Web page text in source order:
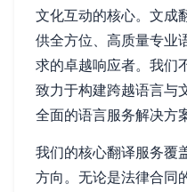
文化互动的核心。文成
供全方位、高质量专业
求的卓越响应者。我们
致力于构建跨越语言与
全面的语言服务解决方
我们的核心翻译服务覆
方向。无论是法律合同